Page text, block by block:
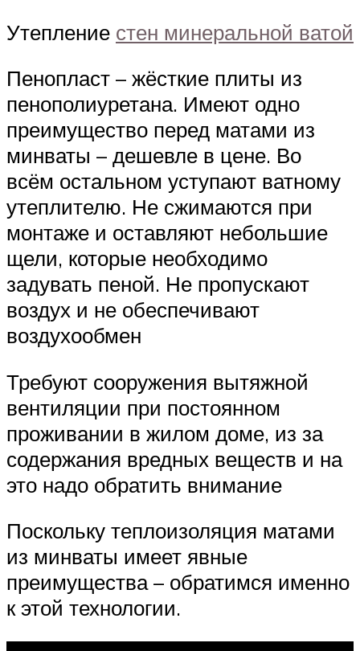
Утепление стен минеральной ватой
Пенопласт – жёсткие плиты из
пенополиуретана. Имеют одно
преимущество перед матами из
минваты – дешевле в цене. Во
всём остальном уступают ватному
утеплителю. Не сжимаются при
монтаже и оставляют небольшие
щели, которые необходимо
задувать пеной. Не пропускают
воздух и не обеспечивают
воздухообмен
Требуют сооружения вытяжной
вентиляции при постоянном
проживании в жилом доме, из за
содержания вредных веществ и на
это надо обратить внимание
Поскольку теплоизоляция матами
из минваты имеет явные
преимущества – обратимся именно
к этой технологии.